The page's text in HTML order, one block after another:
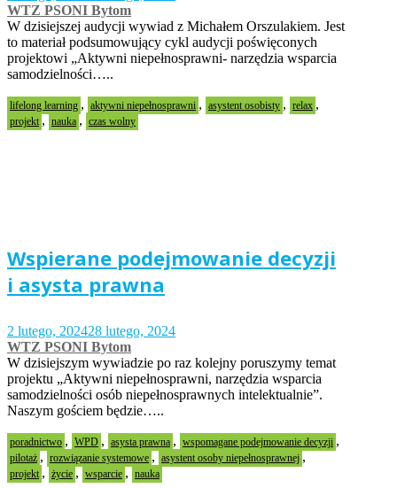
WTZ PSONI Bytom
W dzisiejszej audycji wywiad z Michałem Orszulakiem. Jest
to materiał podsumowujący cykl audycji poświęconych
projektowi „Aktywni niepełnosprawni- narzędzia wsparcia
samodzielności…..
lifelong learning , aktywni niepełnosprawni , asystent osobisty , relax ,
projekt , nauka , czas wolny
Wspierane podejmowanie decyzji
i asysta prawna
2 lutego, 202428 lutego, 2024
WTZ PSONI Bytom
W dzisiejszym wywiadzie po raz kolejny poruszymy temat
projektu „Aktywni niepełnosprawni, narzędzia wsparcia
samodzielności osób niepełnosprawnych intelektualnie”.
Naszym gościem będzie…..
poradnictwo , WPD , asysta prawna , wspomagane podejmowanie decyzji ,
pilotaż , rozwiązanie systemowe , asystent osoby niepełnosprawnej ,
projekt , życie , wsparcie , nauka